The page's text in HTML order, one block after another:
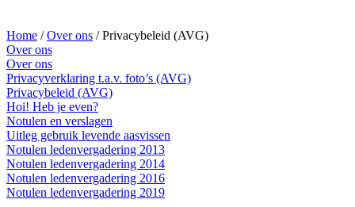
Home /Over ons /Privacybeleid (AVG)
Over ons
Over ons
Privacyverklaring t.a.v. foto’s (AVG)
Privacybeleid (AVG)
Hoi! Heb je even?
Notulen en verslagen
Uitleg gebruik levende aasvissen
Notulen ledenvergadering 2013
Notulen ledenvergadering 2014
Notulen ledenvergadering 2016
Notulen ledenvergadering 2019